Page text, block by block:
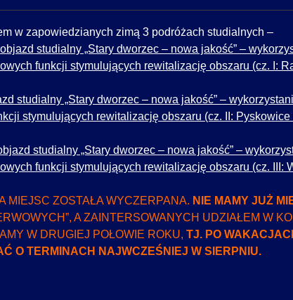
w zapowiedzianych zimą 3 podróżach studialnych –
objazd studialny „Stary dworzec – nowa jakość” –
funkcji stymulujących rewitalizację obszaru (cz. I:
studialny „Stary dworzec – nowa jakość” –
stymulujących rewitalizację obszaru (cz. II:
studialny „Stary dworzec – nowa jakość” –
funkcji stymulujących rewitalizację obszaru (cz. III:
MIEJSC ZOSTAŁA WYCZERPANA. NIE MAMY JUŻ
A ZAINTERSOWANYCH UDZIAŁEM W
W DRUGIEJ POŁOWIE ROKU, TJ. PO
O TERMINACH NAJWCZEŚNIEJ W SIERPNIU.